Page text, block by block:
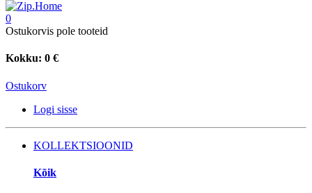
0
Ostukorvis pole tooteid
Kokku: 0 €
Ostukorv
Logi sisse
KOLLEKTSIOONID
Kõik